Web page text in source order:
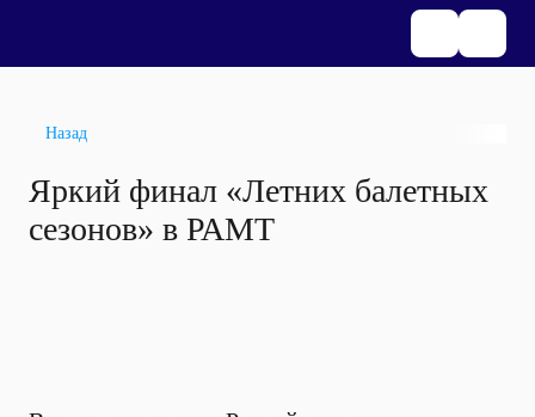
Назад
Яркий финал «Летних балетных
сезонов» в РАМТ